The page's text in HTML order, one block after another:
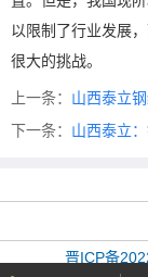
以限制了行业发展
很大的挑战。
上一条： 山西泰立
下一条： 山西泰立
晋ICP备